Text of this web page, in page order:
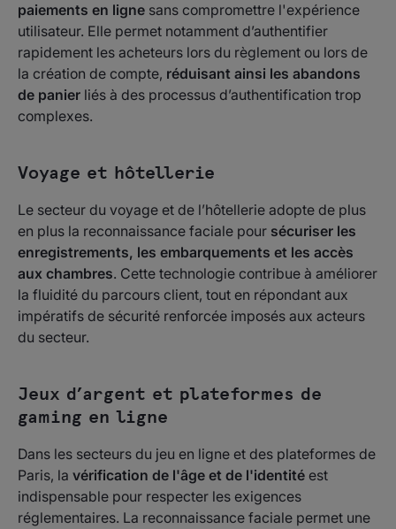
paiements en ligne sans compromettre l'expérience
utilisateur. Elle permet notamment d’authentifier
rapidement les acheteurs lors du règlement ou lors de
la création de compte, réduisant ainsi les abandons
de panier liés à des processus d’authentification trop
complexes.
Voyage et hôtellerie
Le secteur du voyage et de l’hôtellerie adopte de plus
en plus la reconnaissance faciale pour sécuriser les
enregistrements, les embarquements et les accès
aux chambres. Cette technologie contribue à améliorer
la fluidité du parcours client, tout en répondant aux
impératifs de sécurité renforcée imposés aux acteurs
du secteur.
Jeux d’argent et plateformes de
gaming en ligne
Dans les secteurs du jeu en ligne et des plateformes de
Paris, la vérification de l'âge et de l'identité est
indispensable pour respecter les exigences
réglementaires. La reconnaissance faciale permet une